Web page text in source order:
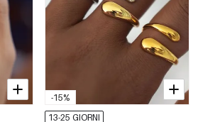
-15%
13-25 GIORNI